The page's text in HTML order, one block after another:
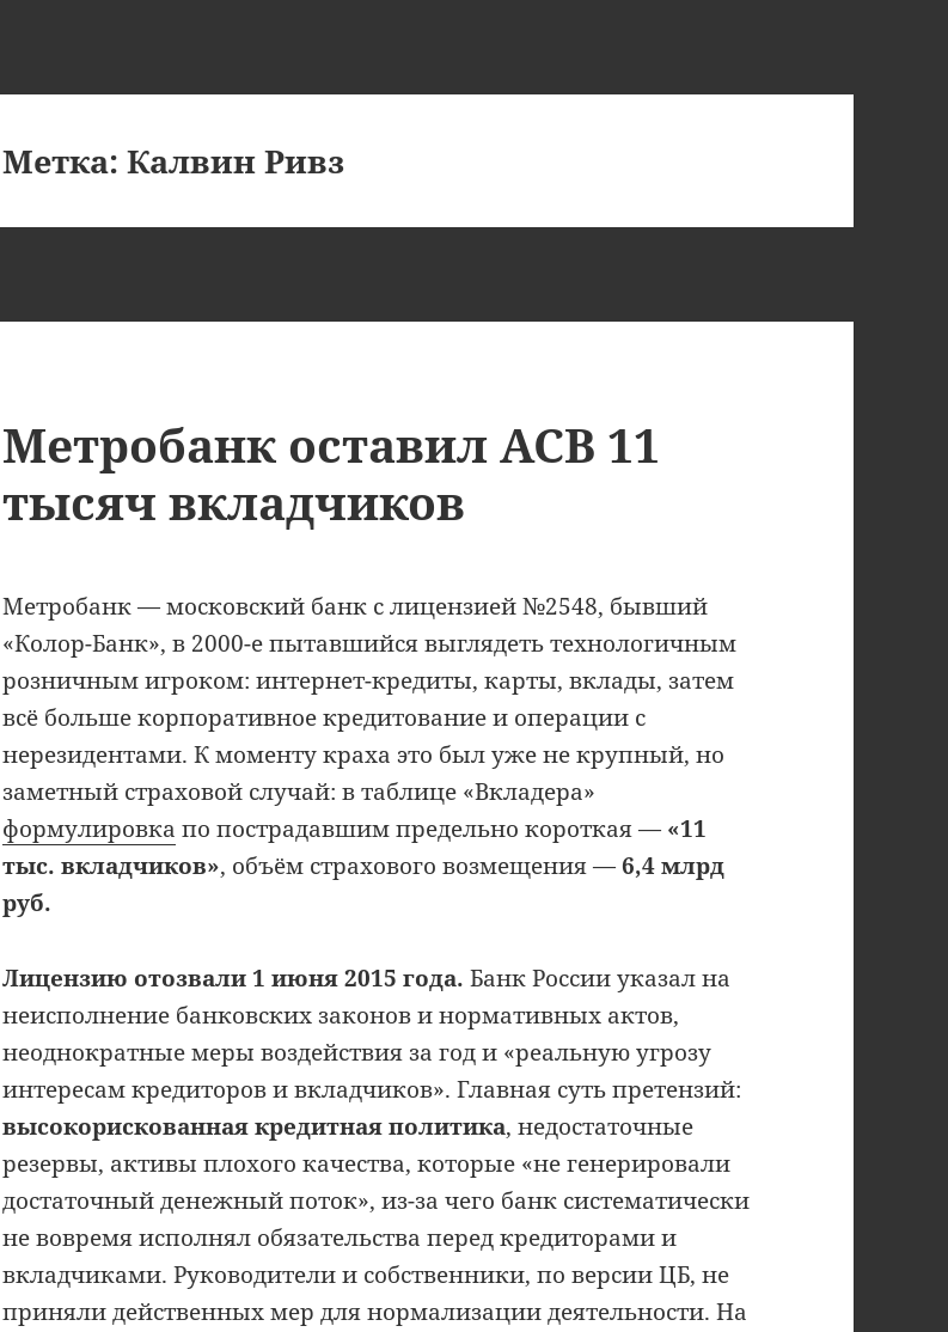
Метка:Калвин Ривз
Метробанк оставил АСВ 11
тысяч вкладчиков
Метробанк — московский банк с лицензией №2548, бывший
«Колор-Банк», в 2000-е пытавшийся выглядеть технологичным
розничным игроком: интернет-кредиты, карты, вклады, затем
всё больше корпоративное кредитование и операции с
нерезидентами. К моменту краха это был уже не крупный, но
заметный страховой случай: в таблице «Вкладера»
формулировка по пострадавшим предельно короткая — «11
тыс. вкладчиков», объём страхового возмещения —6,4 млрд
руб.
Лицензию отозвали 1 июня 2015 года. Банк России указал на
неисполнение банковских законов и нормативных актов,
неоднократные меры воздействия за год и «реальную угрозу
интересам кредиторов и вкладчиков». Главная суть претензий:
высокорискованная кредитная политика, недостаточные
резервы, активы плохого качества, которые «не генерировали
достаточный денежный поток», из-за чего банк систематически
не вовремя исполнял обязательства перед кредиторами и
вкладчиками. Руководители и собственники, по версии ЦБ, не
приняли действенных мер для нормализации деятельности. На